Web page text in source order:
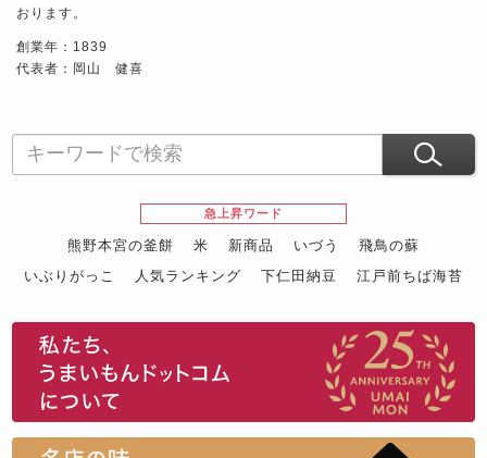
おります。
創業年：1839
代表者：岡山 健喜
急上昇ワード
熊野本宮の釜餅 米 新商品 いづう
飛鳥の蘇
いぶりがっこ
人気ランキング 下仁田納豆
江戸前ちば海苔